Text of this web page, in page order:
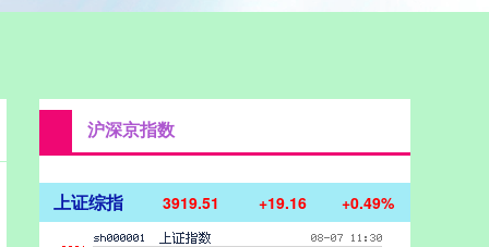
沪深京指数
上证综指 3919.51 +19.16 +0.49%